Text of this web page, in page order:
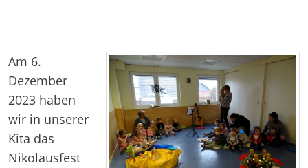
Am 6.
Dezember
2023 haben
wir in unserer
Kita das
Nikolausfest